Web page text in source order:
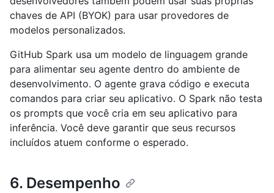
chaves de API (BYOK) para usar provedores de
modelos personalizados.
GitHub Spark usa um modelo de linguagem grande
para alimentar seu agente dentro do ambiente de
desenvolvimento. O agente grava código e executa
comandos para criar seu aplicativo. O Spark não testa
os prompts que você cria em seu aplicativo para
inferência. Você deve garantir que seus recursos
incluídos atuem conforme o esperado.
6. Desempenho